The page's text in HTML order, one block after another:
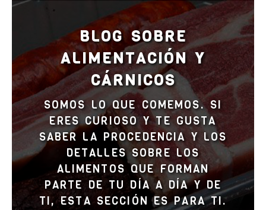
BLOG SOBRE
ALIMENTACIÓN Y
CÁRNICOS
SOMOS LO QUE COMEMOS. SI
ERES CURIOSO Y TE GUSTA
SABER LA PROCEDENCIA Y LOS
DETALLES SOBRE LOS
ALIMENTOS QUE FORMAN
PARTE DE TU DÍA A DÍA Y DE
TI, ESTA SECCIÓN ES PARA TI.